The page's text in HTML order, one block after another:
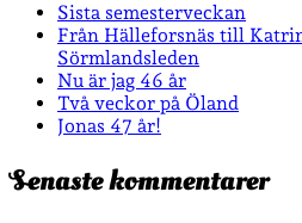
Sista semesterveckan
Från Hälleforsnäs till
Sörmlandsleden
Nu är jag 46 år
Två veckor på Öland
Jonas 47 år!
Senaste kommentarer